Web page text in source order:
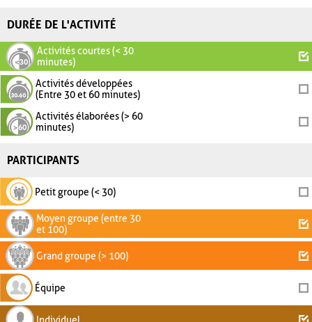
DURÉE DE L'ACTIVITÉ
Activités courtes (< 30
minutes)
Activités développées
(Entre 30 et 60 minutes)
Activités élaborées (> 60
minutes)
PARTICIPANTS
Petit groupe (< 30)
Moyen groupe (entre 30
et 100)
Grand groupe (> 100)
Équipe
Individuel